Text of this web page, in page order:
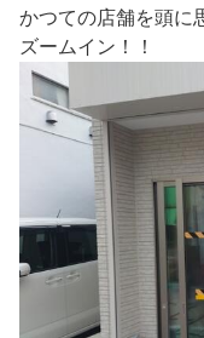
かつての店舗を頭に
ズームイン！！